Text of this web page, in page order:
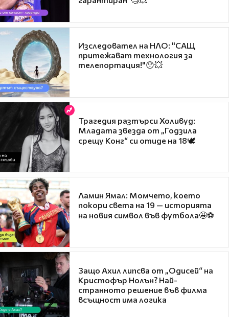
Изследовател на НЛО: "САЩ
притежават технология за
телепортация!"😯💥
Трагедия разтърси Холивуд:
Младата звезда от „Годзила
срещу Конг“ си отиде на 18🕊️
Ламин Ямал: Момчето, което
покори света на 19 — историята
на новия символ във футбола🤩⚽
Защо Ахил липсва от „Одисей“ на
Кристофър Нолън? Най-
странното решение във филма
всъщност има логика